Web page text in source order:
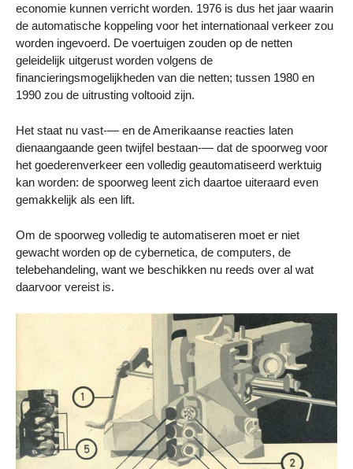
economie kunnen verricht worden. 1976 is dus het jaar waarin
de automatische koppeling voor het internationaal verkeer zou
worden ingevoerd. De voertuigen zouden op de netten
geleidelijk uitgerust worden volgens de
financieringsmogelijkheden van die netten; tussen 1980 en
1990 zou de uitrusting voltooid zijn.
Het staat nu vast-— en de Amerikaanse reacties laten
dienaangaande geen twijfel bestaan-— dat de spoorweg voor
het goederenverkeer een volledig geautomatiseerd werktuig
kan worden: de spoorweg leent zich daartoe uiteraard even
gemakkelijk als een lift.
Om de spoorweg volledig te automatiseren moet er niet
gewacht worden op de cybernetica, de computers, de
telebehandeling, want we beschikken nu reeds over al wat
daarvoor vereist is.